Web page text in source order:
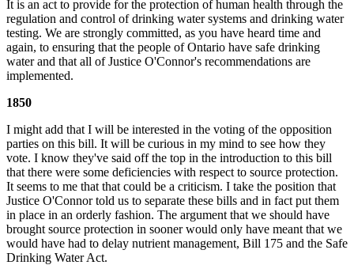
It is an act to provide for the protection of human health through the
regulation and control of drinking water systems and drinking water
testing. We are strongly committed, as you have heard time and
again, to ensuring that the people of Ontario have safe drinking
water and that all of Justice O'Connor's recommendations are
implemented.
1850
I might add that I will be interested in the voting of the opposition
parties on this bill. It will be curious in my mind to see how they
vote. I know they've said off the top in the introduction to this bill
that there were some deficiencies with respect to source protection.
It seems to me that that could be a criticism. I take the position that
Justice O'Connor told us to separate these bills and in fact put them
in place in an orderly fashion. The argument that we should have
brought source protection in sooner would only have meant that we
would have had to delay nutrient management, Bill 175 and the Safe
Drinking Water Act.